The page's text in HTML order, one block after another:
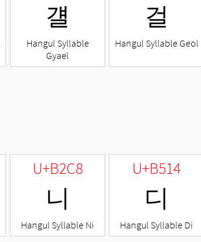
걜
Hangul Syllable
Gyael
걸
Hangul Syllable Geol
U+B2C8
니
Hangul Syllable Ni
U+B514
디
Hangul Syllable Di